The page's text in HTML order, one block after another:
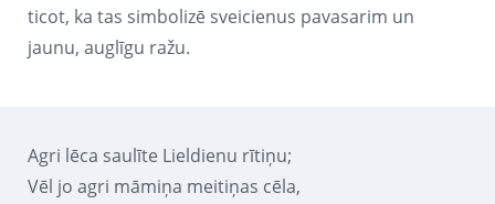
ticot, ka tas simbolizē sveicienus pavasarim un
jaunu, auglīgu ražu.
Agri lēca saulīte Lieldienu rītiņu;
Vēl jo agri māmiņa meitiņas cēla,